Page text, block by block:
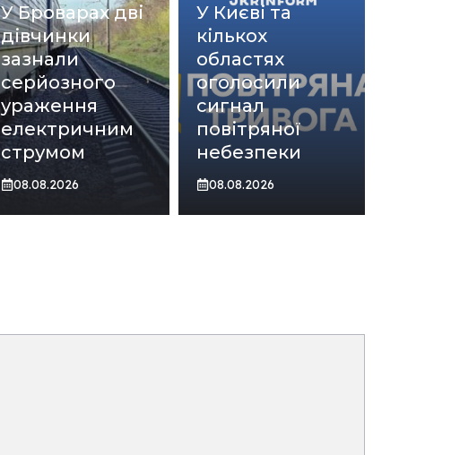
У Броварах дві
дівчинки
зазнали
серйозного
ураження
електричним
струмом
08.08.2026
У Києві та
кількох
областях
оголосили
сигнал
повітряної
небезпеки
08.08.2026